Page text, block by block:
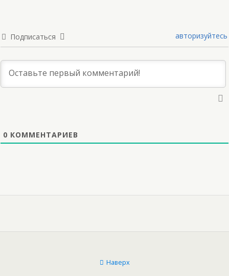
Подписаться авторизуйтесь
0 КОММЕНТАРИЕВ
Наверх